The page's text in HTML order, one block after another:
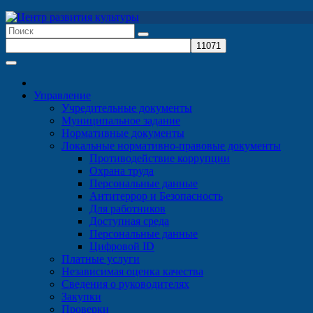
Перейти
к
содержимому
Управление
Учредительные документы
Муниципальное задание
Нормативные документы
Локальные нормативно-правовые документы
Противодействие коррупции
Охрана труда
Персональные данные
Антитеррор и Безопасность
Для работников
Доступная среда
Персональные данные
Цифровой ID
Платные услуги
Независимая оценка качества
Сведения о руководителях
Закупки
Проверки